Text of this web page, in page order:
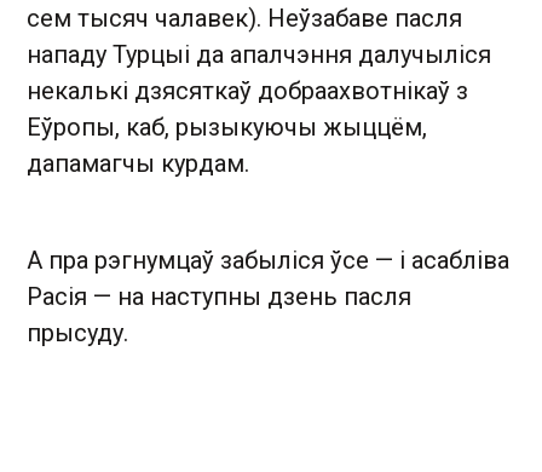
сем тысяч чалавек). Неўзабаве пасля
нападу Турцыі да апалчэння далучыліся
некалькі дзясяткаў добраахвотнікаў з
Еўропы, каб, рызыкуючы жыццём,
дапамагчы курдам.
А пра рэгнумцаў забыліся ўсе — і асабліва
Расія — на наступны дзень пасля
прысуду.